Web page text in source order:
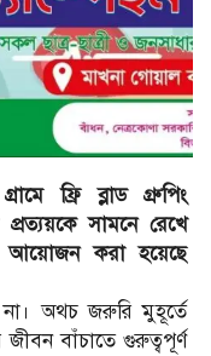
ফ্রি ব্লাড গ্রুপিং
সামনে রেখে
আয়োজন করা হয়েছে
অথচ জরুরি মুহূর্তে
বাঁচাতে গুরুত্বপূর্ণ